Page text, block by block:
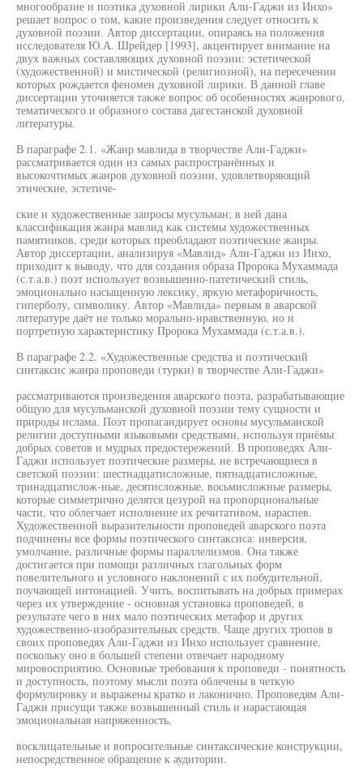
многообразие и поэтика духовной лирики Али-Гаджи из Инхо»
решает вопрос о том, какие произведения следует относить к
духовной поэзии. Автор диссертации, опираясь на положения
исследователя Ю.А. Шрейдер [1993], акцентирует внимание на
двух важных составляющих духовной поэзии: эстетической
(художественной) и мистической (религиозной), на пересечении
которых рождается феномен духовной лирики. В данной главе
диссертации уточняется также вопрос об особенностях жанрового,
тематического и образного состава дагестанской духовной
литературы.
В параграфе 2.1. «Жанр мавлида в творчестве Али-Гаджи»
рассматривается один из самых распространённых и
высокочтимых жанров духовной поэзии, удовлетворяющий
этические, эстетиче-
ские и художественные запросы мусульман; в ней дана
классификация жанра мавлид как системы художественных
памятников, среди которых преобладают поэтические жанры.
Автор диссертации, анализируя «Мавлид» Али-Гаджи из Инхо,
приходит к выводу, что для создания образа Пророка Мухаммада
(с.т.а.в.) поэт использует возвышенно-патетический стиль,
эмоционально насыщенную лексику, яркую метафоричность,
гиперболу, символику. Автор «Мавлида» первым в аварской
литературе даёт не только морально-нравственную, но и
портретную характеристику Пророка Мухаммада (с.т.а.в.).
В параграфе 2.2. «Художественные средства и поэтический
синтаксис жанра проповеди (турки) в творчестве Али-Гаджи»
рассматриваются произведения аварского поэта, разрабатывающие
общую для мусульманской духовной поэзии тему сущности и
природы ислама. Поэт пропагандирует основы мусульманской
религии доступными языковыми средствами, используя приёмы
добрых советов и мудрых предостережений. В проповедях Али-
Гаджи использует поэтические размеры, не встречающиеся в
светской поэзии: шестнадцатисложные, пятнадцатисложные,
тринадцатислож-ные, десятисложные, восьмисложные размеры,
которые симметрично делятся цезурой на пропорциональные
части, что облегчает исполнение их речитативом, нараспев.
Художественной выразительности проповедей аварского поэта
подчинены все формы поэтического синтаксиса: инверсия,
умолчание, различные формы параллелизмов. Она также
достигается при помощи различных глагольных форм
повелительного и условного наклонений с их побудительной,
поучающей интонацией. Учить, воспитывать на добрых примерах
через их утверждение - основная установка проповедей, в
результате чего в них мало поэтических метафор и других
художественно-изобразительных средств. Чаще других тропов в
своих проповедях Али-Гаджи из Инхо использует сравнение,
поскольку оно в большей степени отвечает народному
мировосприятию. Основные требования к проповеди - понятность
и доступность, поэтому мысли поэта облечены в четкую
формулировку и выражены кратко и лаконично. Проповедям Али-
Гаджи присущи также возвышенный стиль и нарастающая
эмоциональная напряженность,
восклицательные и вопросительные синтаксические конструкции,
непосредственное обращение к аудитории.